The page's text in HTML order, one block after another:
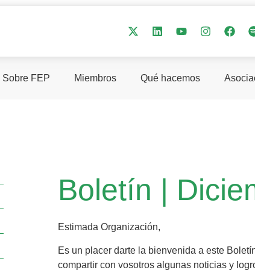
Sobre FEP Miembros Qué hacemos
Boletín |
Estimada Organización,
Es un placer darte la bienvenida a este
compartir con vosotros algunas noticias y